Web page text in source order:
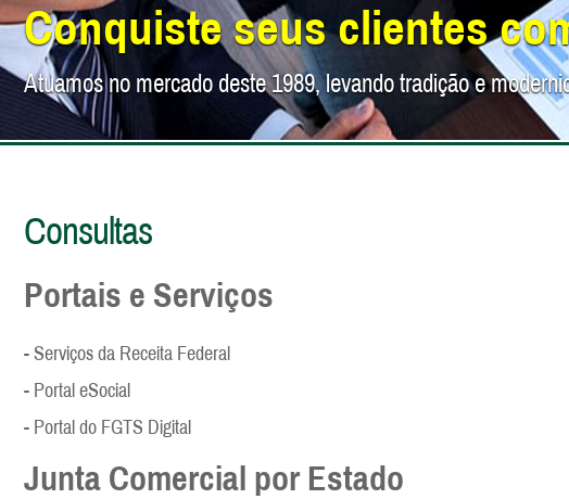
Conquiste seus clientes
Atuamos no mercado deste 1989, levando tradição e
Consultas
Portais e Serviços
- Serviços da Receita Federal
- Portal eSocial
- Portal do FGTS Digital
Junta Comercial por Estado